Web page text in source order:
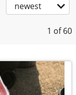
newest
1 of 60